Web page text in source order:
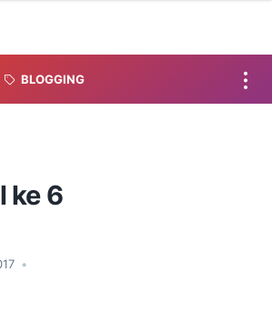
BLOGGING
ke 6
•